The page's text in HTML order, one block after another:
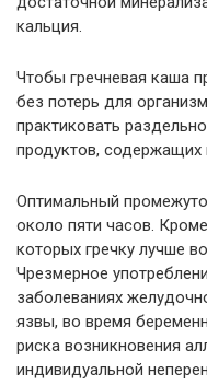
кальция.
Чтобы гречневая каша
без потерь для
практиковать
продуктов, содержащих
Оптимальный
около пяти часов.
которых гречку лучше
Чрезмерное
заболеваниях
язвы, во время
риска возникновения
индивидуальной